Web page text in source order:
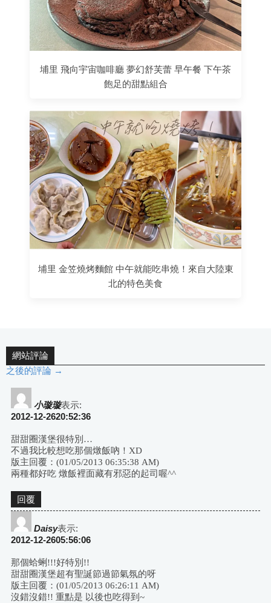
埔里 飛向宇宙咖啡廳 夢幻舒芙蕾 早午餐 下午茶
飽足的甜點組合
埔里 金笠燒烤麵館 中午就能吃串燒！來自大陸東
北的特色美食
網站評論
評
論
導
航
之後的評論 →
小璇璇表示:
2012-12-2620:52:36
甜甜圈漢堡很特別…
不過我比較想吃那個燉飯吶！XD
版主回覆：(01/05/2013 06:35:38 AM)
兩種都好吃 燉飯裡面藏有邪惡的起司喔^^
回覆
Daisy表示:
2012-12-2605:56:06
那個蛤蜊!!!好特別!!
甜甜圈漢堡超有聖誕節過節氣氛的呀
版主回覆：(01/05/2013 06:26:11 AM)
沒錯沒錯!! 重點是 以後也吃得到~